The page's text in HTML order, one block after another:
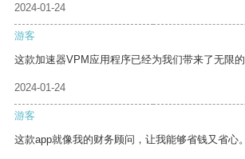
2024-01-24
游客
这款加速器VPM应用程序已经为我们带来了无限的
2024-01-24
游客
这款app就像我的财务顾问，让我能够省钱又省心。